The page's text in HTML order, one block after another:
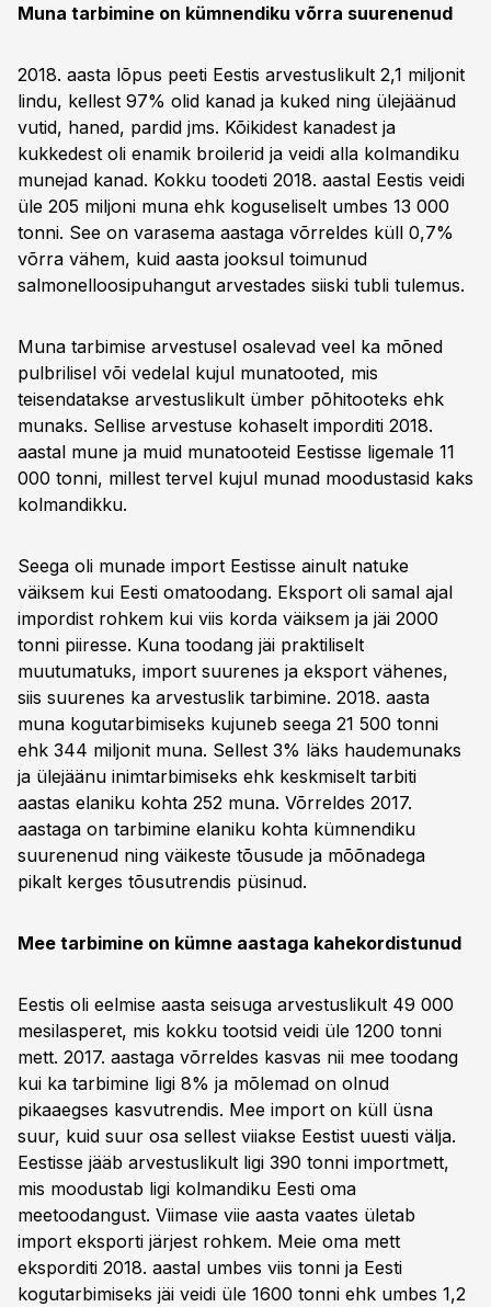
Muna tarbimine on kümnendiku võrra suurenenud
2018. aasta lõpus peeti Eestis arvestuslikult 2,1 miljonit
lindu, kellest 97% olid kanad ja kuked ning ülejäänud
vutid, haned, pardid jms. Kõikidest kanadest ja
kukkedest oli enamik broilerid ja veidi alla kolmandiku
munejad kanad. Kokku toodeti 2018. aastal Eestis veidi
üle 205 miljoni muna ehk koguseliselt umbes 13 000
tonni. See on varasema aastaga võrreldes küll 0,7%
võrra vähem, kuid aasta jooksul toimunud
salmonelloosipuhangut arvestades siiski tubli tulemus.
Muna tarbimise arvestusel osalevad veel ka mõned
pulbrilisel või vedelal kujul munatooted, mis
teisendatakse arvestuslikult ümber põhitooteks ehk
munaks. Sellise arvestuse kohaselt imporditi 2018.
aastal mune ja muid munatooteid Eestisse ligemale 11
000 tonni, millest tervel kujul munad moodustasid kaks
kolmandikku.
Seega oli munade import Eestisse ainult natuke
väiksem kui Eesti omatoodang. Eksport oli samal ajal
impordist rohkem kui viis korda väiksem ja jäi 2000
tonni piiresse. Kuna toodang jäi praktiliselt
muutumatuks, import suurenes ja eksport vähenes,
siis suurenes ka arvestuslik tarbimine. 2018. aasta
muna kogutarbimiseks kujuneb seega 21 500 tonni
ehk 344 miljonit muna. Sellest 3% läks haudemunaks
ja ülejäänu inimtarbimiseks ehk keskmiselt tarbiti
aastas elaniku kohta 252 muna. Võrreldes 2017.
aastaga on tarbimine elaniku kohta kümnendiku
suurenenud ning väikeste tõusude ja mõõnadega
pikalt kerges tõusutrendis püsinud.
Mee tarbimine on kümne aastaga kahekordistunud
Eestis oli eelmise aasta seisuga arvestuslikult 49 000
mesilasperet, mis kokku tootsid veidi üle 1200 tonni
mett. 2017. aastaga võrreldes kasvas nii mee toodang
kui ka tarbimine ligi 8% ja mõlemad on olnud
pikaaegses kasvutrendis. Mee import on küll üsna
suur, kuid suur osa sellest viiakse Eestist uuesti välja.
Eestisse jääb arvestuslikult ligi 390 tonni importmett,
mis moodustab ligi kolmandiku Eesti oma
meetoodangust. Viimase viie aasta vaates ületab
import eksporti järjest rohkem. Meie oma mett
eksporditi 2018. aastal umbes viis tonni ja Eesti
kogutarbimiseks jäi veidi üle 1600 tonni ehk umbes 1,2